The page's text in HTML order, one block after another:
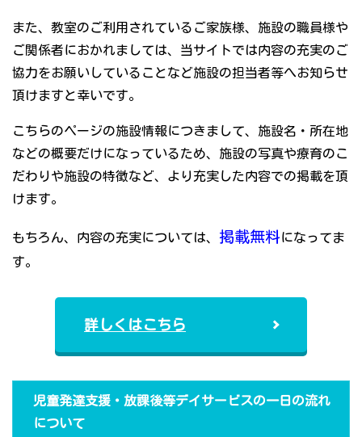
また、教室のご利用されているご家族様、施設の職員様や
ご関係者におかれましては、当サイトでは内容の充実のご
協力をお願いしていることなど施設の担当者等へお知らせ
頂けますと幸いです。
こちらのページの施設情報につきまして、施設名・所在地
などの概要だけになっているため、施設の写真や療育のこ
だわりや施設の特徴など、より充実した内容での掲載を頂
けます。
もちろん、内容の充実については、 掲載無料になってま
す。
詳しくはこちら
児童発達支援・放課後等デイサービスの一日の流れ
について